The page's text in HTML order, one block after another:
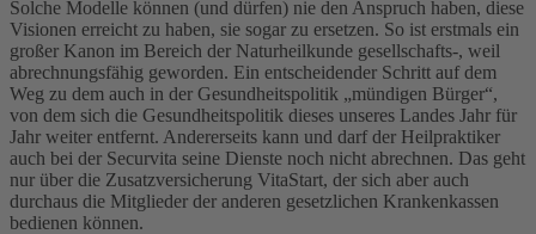
Solche Modelle können (und dürfen) nie den Anspruch haben, diese
Visionen erreicht zu haben, sie sogar zu ersetzen. So ist erstmals ein
großer Kanon im Bereich der Naturheilkunde gesellschafts-, weil
abrechnungsfähig geworden. Ein entscheidender Schritt auf dem
Weg zu dem auch in der Gesundheitspolitik „mündigen Bürger“,
von dem sich die Gesundheitspolitik dieses unseres Landes Jahr für
Jahr weiter entfernt. Andererseits kann und darf der Heilpraktiker
auch bei der Securvita seine Dienste noch nicht abrechnen. Das geht
nur über die Zusatzversicherung VitaStart, der sich aber auch
durchaus die Mitglieder der anderen gesetzlichen Krankenkassen
bedienen können.